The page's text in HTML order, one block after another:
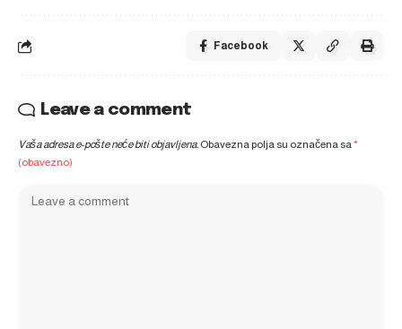
Facebook
Leave a comment
Vaša adresa e-pošte neće biti objavljena. Obavezna polja su označena sa*
(obavezno)